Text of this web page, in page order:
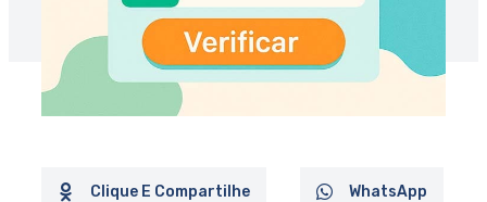
Clique E Compartilhe WhatsApp